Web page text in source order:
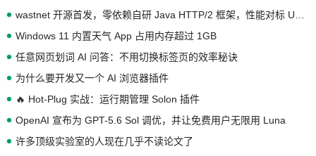
Windows 11 内置天气 App 占用内存超过 1GB
任意网页划词 AI 问答：不用切换标签页的效率秘诀
为什么要开发又一个 AI 浏览器插件
🔥 Hot-Plug 实战：运行期管理 Solon 插件
OpenAI 宣布为 GPT-5.6 Sol 调优，并让免费用户无限用 Luna
许多顶级实验室的人现在几乎不读论文了